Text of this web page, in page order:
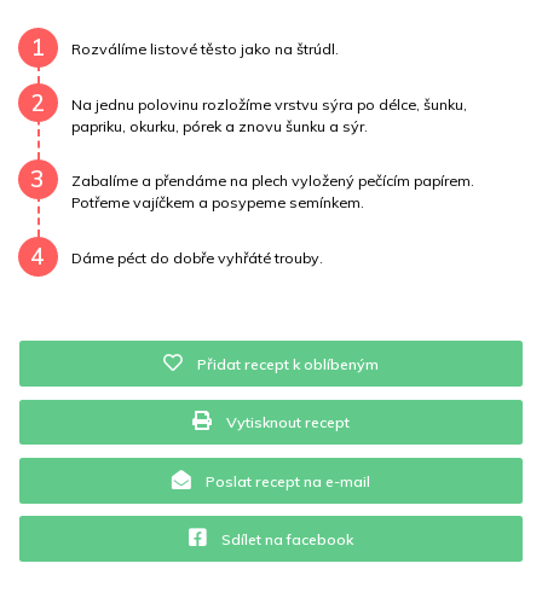
Draslík231.5 mg Vláknina 10560 mg
Vitamín E0.3 mg Vápník0 mg Železo5.3 mg
1 Rozválíme listové těsto jako na štrúdl.
2
Na jednu polovinu rozložíme vrstvu sýra po délce, šunku,
papriku, okurku, pórek a znovu šunku a sýr.
3
Zabalíme a přendáme na plech vyložený pečícím papírem.
Potřeme vajíčkem a posypeme semínkem.
4 Dáme péct do dobře vyhřáté trouby.
Přidat recept k oblíbeným
Vytisknout recept
Poslat recept na e-mail
Sdílet na facebook